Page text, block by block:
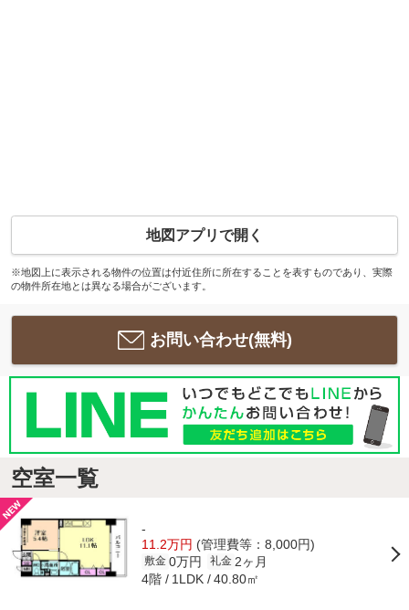
地図アプリで開く
※地図上に表示される物件の位置は付近住所に所在することを表すものであり、実際
の物件所在地とは異なる場合がございます。
お問い合わせ(無料)
空室一覧
-
11.2万円 (管理費等：8,000円)
敷金 0万円 礼金 2ヶ月
4階 1LDK 40.80㎡